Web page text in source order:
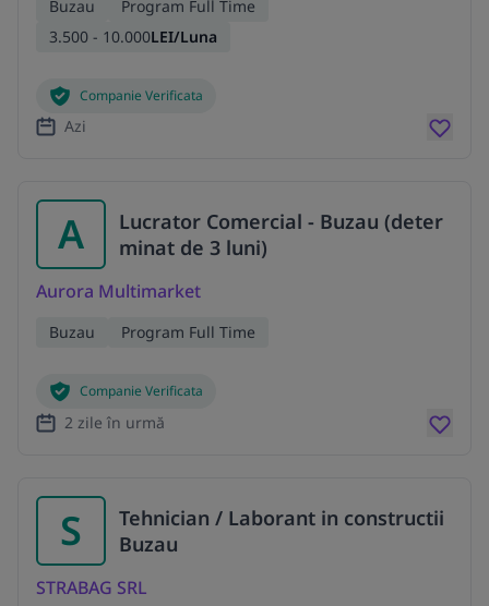
Buzau
Program Full Time
3.500 - 10.000LEI/Luna
Companie Verificata
Azi
A
Lucrator Comercial - Buzau (deter
minat de 3 luni)
Aurora Multimarket
Buzau Program Full Time
Companie Verificata
2 zile în urmă
S
Tehnician / Laborant in constructii
Buzau
STRABAG SRL